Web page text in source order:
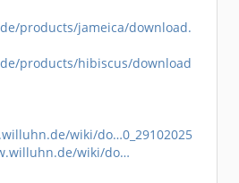
products/jameica/download.
products/hibiscus/download
wiki/do…0_29102025
wiki/do…